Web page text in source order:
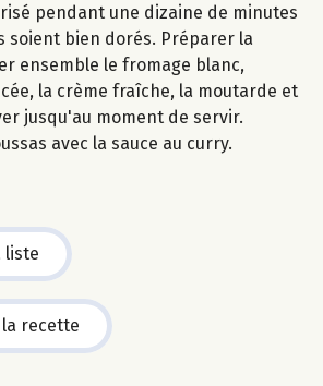
pendant une dizaine de minutes
soient bien dorés. Préparer la
ensemble le fromage blanc,
la crème fraîche, la moutarde et
jusqu'au moment de servir.
avec la sauce au curry.
liste
recette